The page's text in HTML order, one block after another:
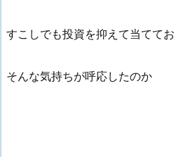
すこしでも投資を抑えて当ててお
そんな気持ちが呼応したのか